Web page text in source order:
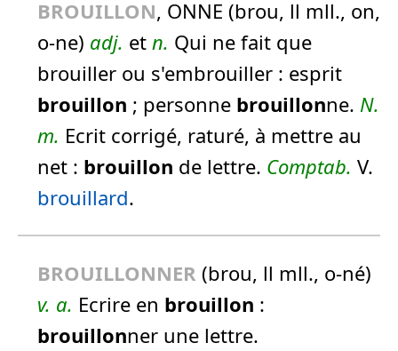
BROUILLON, ONNE (brou, ll mll., on,
o-ne) adj. et n. Qui ne fait que
brouiller ou s'embrouiller : esprit
brouillon ; personne brouillonne. N.
m. Ecrit corrigé, raturé, à mettre au
net : brouillon de lettre. Comptab. V.
brouillard.
BROUILLONNER (brou, ll mll., o-né)
v. a. Ecrire en brouillon :
brouillonner une lettre.